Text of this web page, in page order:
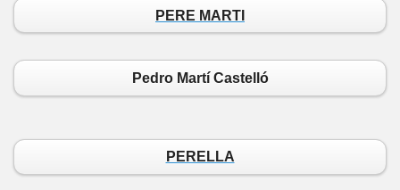
PERE MARTI
Pedro Martí Castelló
PERELLA